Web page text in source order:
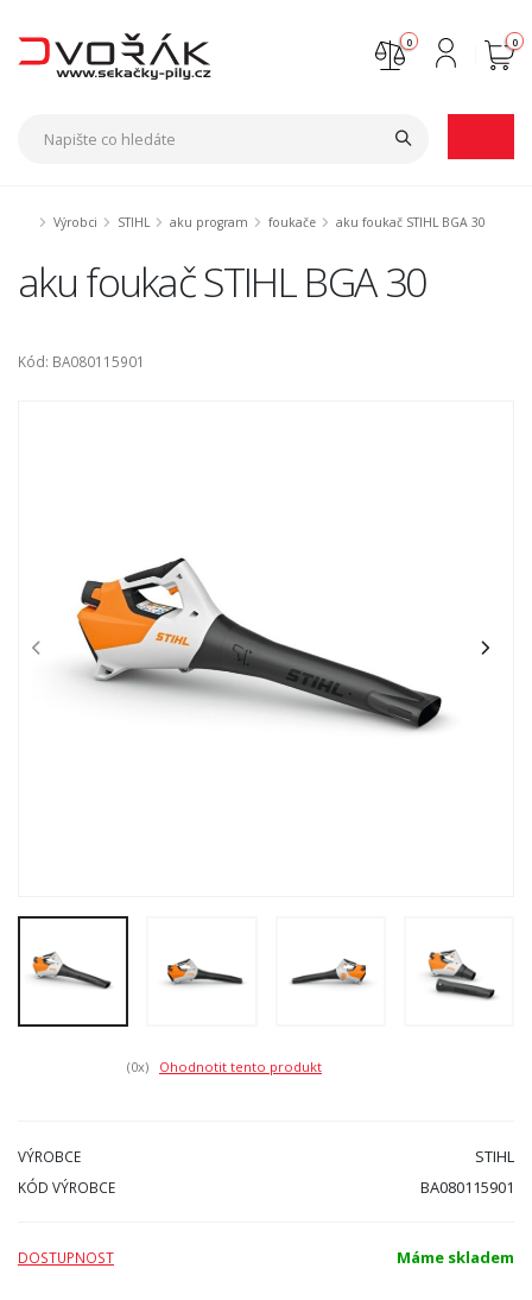
0
0
Výrobci STIHL aku program foukače aku foukač STIHL BGA 30
aku foukač STIHL BGA 30
Kód: BA080115901
(0x) Ohodnotit tento produkt
VÝROBCE STIHL
KÓD VÝROBCE BA080115901
DOSTUPNOST Máme skladem